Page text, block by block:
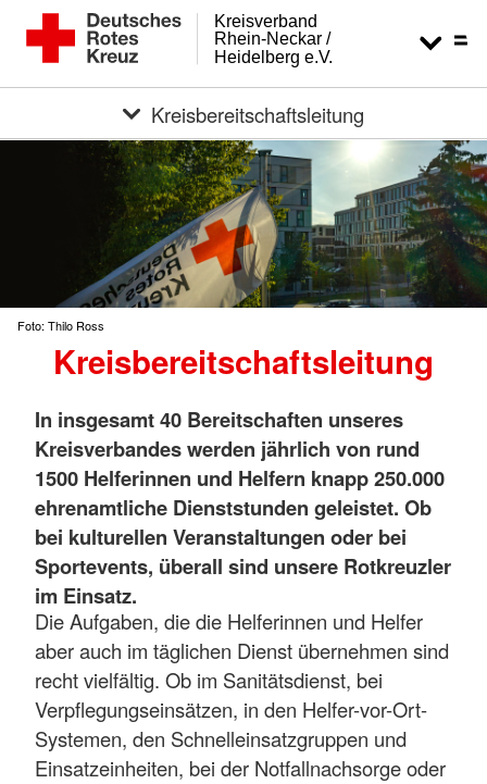
Heidelberg e.V.
Rhein-Neckar /
Kreisverband
Kreisbereitschaftsleitung
Foto: Thilo Ross
Kreisbereitschaftsleitung
In insgesamt 40 Bereitschaften unseres
Kreisverbandes werden jährlich von rund
1500 Helferinnen und Helfern knapp 250.000
ehrenamtliche Dienststunden geleistet. Ob
bei kulturellen Veranstaltungen oder bei
Sportevents, überall sind unsere Rotkreuzler
im Einsatz.
Die Aufgaben, die die Helferinnen und Helfer
aber auch im täglichen Dienst übernehmen sind
recht vielfältig. Ob im Sanitätsdienst, bei
Verpflegungseinsätzen, in den Helfer-vor-Ort-
Systemen, den Schnelleinsatzgruppen und
Einsatzeinheiten, bei der Notfallnachsorge oder